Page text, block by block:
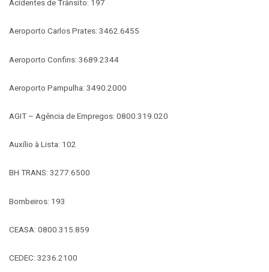
Acidentes de Trânsito: 197
Aeroporto Carlos Prates: 3462.6455
Aeroporto Confins: 3689.2344
Aeroporto Pampulha: 3490.2000
AGIT – Agência de Empregos: 0800.319.020
Auxílio à Lista: 102
BH TRANS: 3277.6500
Bombeiros: 193
CEASA: 0800.315.859
CEDEC: 3236.2100